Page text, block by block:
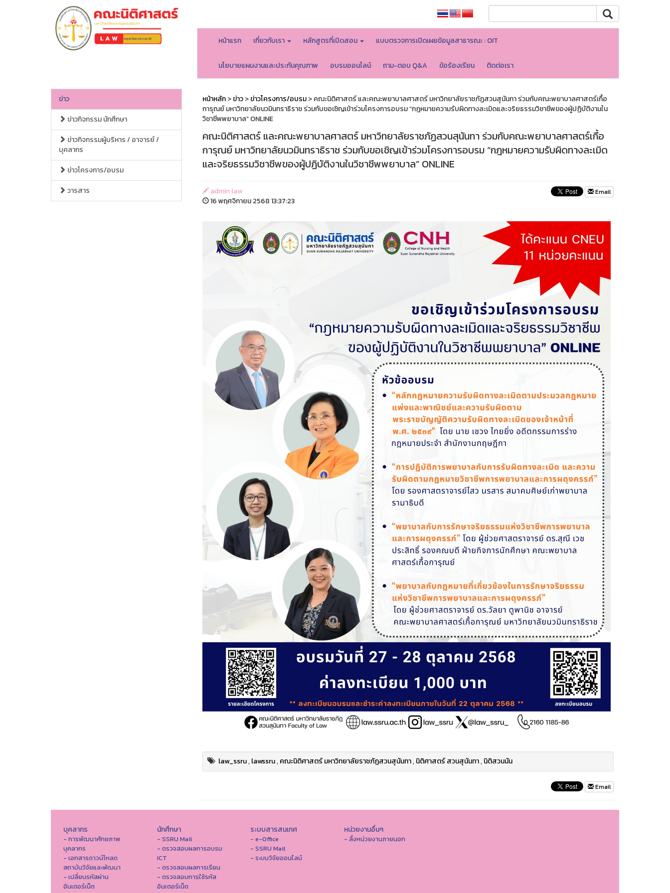
หน้าแรก เกี่ยวกับเรา หลักสูตรที่เปิดสอน แบบตรวจการเปิดเผยข้อมูลสาธารณะ : OIT
นโยบายแผนงานและประกันคุณภาพ อบรมออนไลน์ ถาม-ตอบ Q&A ข้อร้องเรียน ติดต่อเรา
ข่าว
ข่าวกิจกรรม นักศึกษา
ข่าวกิจกรรมผู้บริหาร / อาจารย์ /
บุคลากร
ข่าวโครงการ/อบรม
วารสาร
หน้าหลัก>ข่าว>ข่าวโครงการ/อบรม> คณะนิติศาสตร์ และคณะพยาบาลศาสตร์ มหาวิทยาลัยราชภัฏสวนสุนันทา ร่วมกับคณะพยาบาลศาสตร์เกื้อ
การุณย์ มหาวิทยาลัยนวมินทราธิราช ร่วมกับขอเชิญเข้าร่วมโครงการอบรม “กฎหมายความรับผิดทางละเมิดและจริยธรรมวิชาชีพของผู้ปฏิบัติงานใน
วิชาชีพพยาบาล” ONLINE
คณะนิติศาสตร์ และคณะพยาบาลศาสตร์ มหาวิทยาลัยราชภัฏสวนสุนันทา ร่วมกับคณะพยาบาลศาสตร์เกื้อ
การุณย์ มหาวิทยาลัยนวมินทราธิราช ร่วมกับขอเชิญเข้าร่วมโครงการอบรม “กฎหมายความรับผิดทางละเมิด
และจริยธรรมวิชาชีพของผู้ปฏิบัติงานในวิชาชีพพยาบาล” ONLINE
admin law
16 พฤศจิกายน 2568 13:37:23
Email
law_ssru,lawssru,คณะนิติศาสตร์ มหาวิทยาลัยราชภัฏสวนสุนันทา,นิติศาสตร์ สวนสุนันทา,นิติสวนนัน
Email
บุคลากร
- การพัฒนาศักยภาพ
บุคลากร
- เอกสารดาวน์โหลด
สถาบันวิจัยและพัฒนา
- เปลี่ยนรหัสผ่าน
อินเตอร์เน็ต
นักศึกษา
- SSRU Mail
- ตรวจสอบผลการอบรม
ICT
- ตรวจสอบผลการเรียน
- ตรวจสอบการใช้รหัส
อินเตอร์เน็ต
ระบบสารสนเทศ
- e-Office
- SSRU Mail
- ระบบวิจัยออนไลน์
หน่วยงานอื่นๆ
- ลิ้งหน่วยงานภายนอก